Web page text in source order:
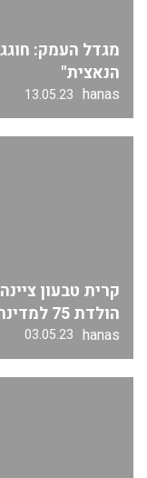
מגדל העמק:
הנאצית"
hanas
13.05.23
קרית טבעון
הולדת 75 למדינת ישראל
hanas
03.05.23